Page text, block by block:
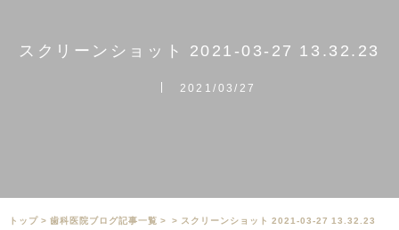
ス ク リ ーン シ ョ ッ ト 2021-03-27 13.32.23
2021/03/27
トップ > ⻭科医院ブログ記事一覧 > > スクリーンショット 2021-03-27 13.32.23